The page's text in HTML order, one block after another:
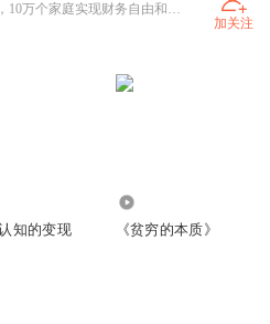
我们要影响一亿人读书，10万个家庭实现财务自由和身心健康！一起来吧！欢迎您成为我们的一员！
加关注
知的变现 《贫穷的本质》